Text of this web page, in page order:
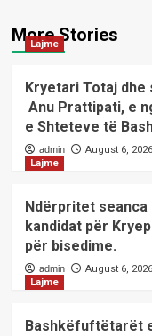
More Stories
Lajme
Kryetari Totaj dhe
Anu Prattipati, e
e Shteteve të
admin
August 6, 2026
Lajme
Ndërpritet
kandidat për
për bisedime.
admin
August 6, 2026
Lajme
Bashkëfuftëtarët